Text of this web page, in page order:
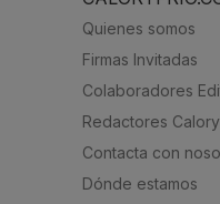
Quienes somos
Firmas Invitadas
Colaboradores
Redactores
Contacta con
Dónde estamos